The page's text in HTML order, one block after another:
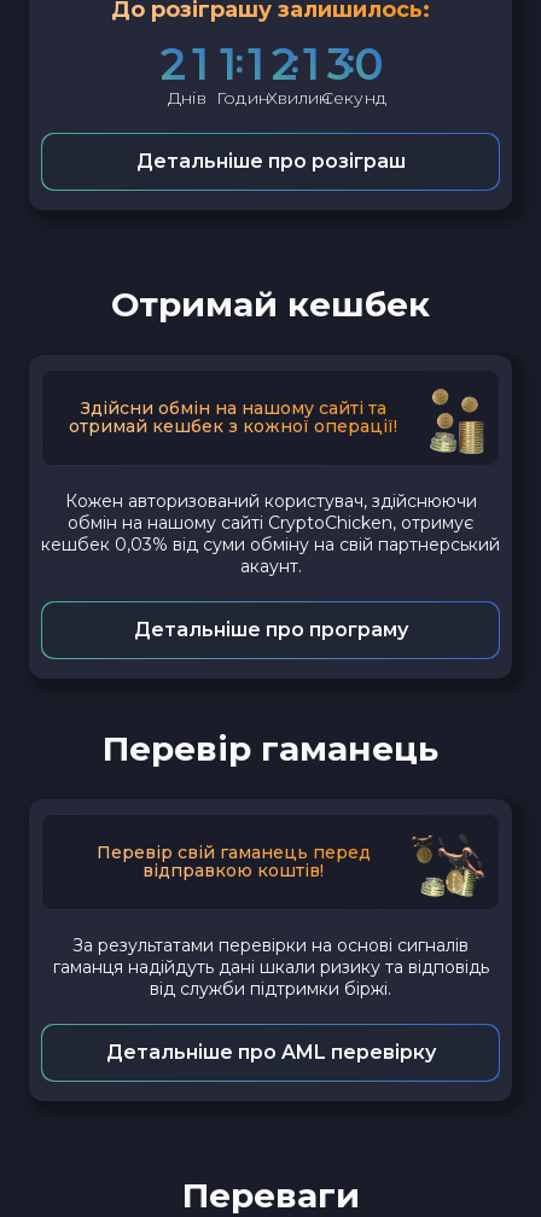
До розіграшу залишилось:
21
Днів
11
Годин
21
Хвилин
29
Секунд
Детальніше про розіграш
Отримай кешбек
Здійсни обмін на нашому сайті та
отримай кешбек з кожної операції!
Кожен авторизований користувач, здійснюючи
обмін на нашому сайті CryptoChicken, отримує
кешбек 0,03% від суми обміну на свій партнерський
акаунт.
Детальніше про програму
Перевір гаманець
Перевір свій гаманець перед
відправкою коштів!
За результатами перевірки на основі сигналів
гаманця надійдуть дані шкали ризику та відповідь
від служби підтримки біржі.
Детальніше про AML перевірку
Переваги